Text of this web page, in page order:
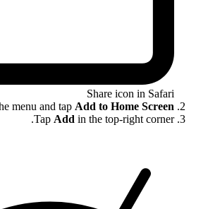
Share icon in Safari
menu and tap Add to Home Screen
Tap Add in the top-right corner.